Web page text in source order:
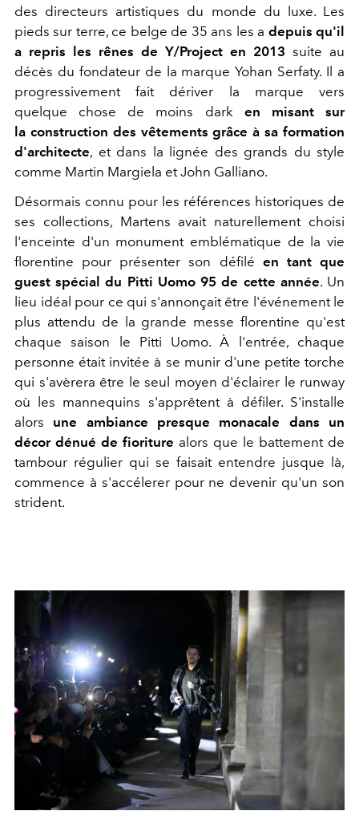
des directeurs artistiques du monde du luxe. Les
pieds sur terre, ce belge de 35 ans les a depuis qu'il
a repris les rênes de Y/Project en 2013 suite au
décès du fondateur de la marque Yohan Serfaty. Il a
progressivement fait dériver la marque vers
quelque chose de moins dark en misant sur
la construction des vêtements grâce à sa formation
d'architecte, et dans la lignée des grands du style
comme Martin Margiela et John Galliano.
Désormais connu pour les références historiques de
ses collections, Martens avait naturellement choisi
l'enceinte d'un monument emblématique de la vie
florentine pour présenter son défilé en tant que
guest spécial du Pitti Uomo 95 de cette année. Un
lieu idéal pour ce qui s'annonçait être l'événement le
plus attendu de la grande messe florentine qu'est
chaque saison le Pitti Uomo. À l'entrée, chaque
personne était invitée à se munir d'une petite torche
qui s'avèrera être le seul moyen d'éclairer le runway
où les mannequins s'apprêtent à défiler. S'installe
alors une ambiance presque monacale dans un
décor dénué de fioriture alors que le battement de
tambour régulier qui se faisait entendre jusque là,
commence à s'accélerer pour ne devenir qu'un son
strident.